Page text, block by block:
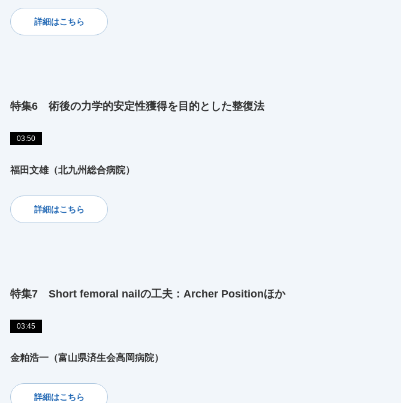
詳細はこちら
特集6 術後の力学的安定性獲得を目的とした整復法
03:50
福田文雄（北九州総合病院）
詳細はこちら
特集7 Short femoral nailの工夫：Archer Positionほか
03:45
金粕浩一（富山県済生会高岡病院）
詳細はこちら